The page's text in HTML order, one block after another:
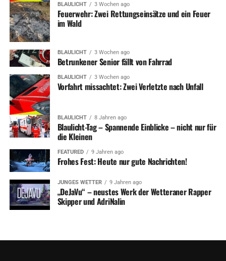
BLAULICHT 3 Wochen ago
Feuerwehr: Zwei Rettungseinsätze und ein Feuer
im Wald
BLAULICHT 3 Wochen ago
Betrunkener Senior fällt von Fahrrad
BLAULICHT 3 Wochen ago
Vorfahrt missachtet: Zwei Verletzte nach Unfall
BLAULICHT 8 Jahren ago
Blaulicht-Tag – Spannende Einblicke – nicht nur für
die Kleinen
FEATURED 9 Jahren ago
Frohes Fest: Heute nur gute Nachrichten!
JUNGES WETTER 9 Jahren ago
„DeJaVu“ – neustes Werk der Wetteraner Rapper
Skipper und AdriNalin